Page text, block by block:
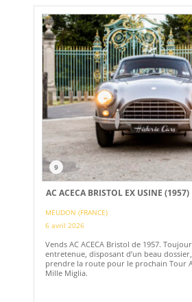
9
AC ACECA BRISTOL EX USINE (1957)
MEUDON (FRANCE)
6 avril 2026
Vends AC ACECA Bristol de 1957.
entretenue, disposant d’un beau
prendre la route pour le prochain Tour
Mille Miglia.